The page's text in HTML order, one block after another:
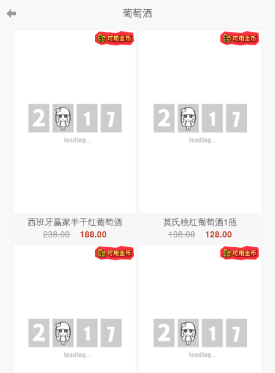
葡萄酒
西班牙赢家半干红葡萄酒
238.00
188.00
莫氏桃红葡萄酒1瓶
198.00
128.00